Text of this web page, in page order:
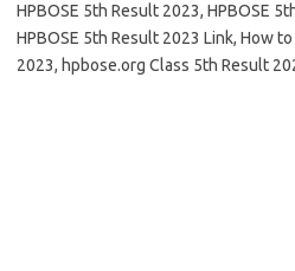
HPBOSE 5th Result 2023, HPBOSE
HPBOSE 5th Result 2023 Link, How
2023, hpbose.org Class 5th Result